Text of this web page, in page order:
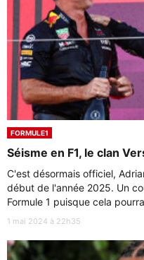
FORMULE1
Séisme en F1, le clan
C'est désormais officiel,
début de l'année 2025. Un
Formule 1 puisque cela
1 mai 2024 à 22h35